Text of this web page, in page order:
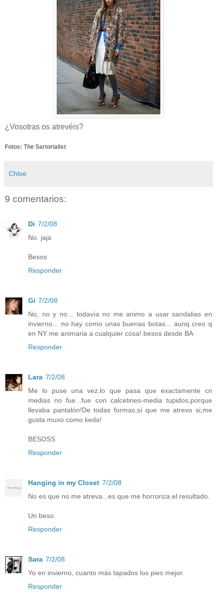
¿Vosotras os atrevéis?
Fotos: The Sartorialist
Chloe
9 comentarios:
Di 7/2/08
No. jaja
Besos
Responder
Gi 7/2/08
No, no y no... todavía no me animo a usar sandalias en
invierno... no hay como unas buenas botas... aunq creo q
en NY me animaria a cualquier cosa! besos desde BA
Responder
Lara 7/2/08
Me lo puse una vez,lo que pasa que exactamente cn
medias no fue...fue con calcetines-media tupidos,porque
llevaba pantalón!De todas formas,sí que me atrevo si,me
gusta muxo como keda!
BESOSS
Responder
Hanging in my Closet 7/2/08
No es que no me atreva...es que me horroriza el resultado.
Un beso.
Responder
Sara 7/2/08
Yo en invierno, cuanto más tapados los pies mejor.
Responder